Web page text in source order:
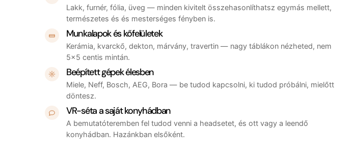
Lakk, furnér, fólia, üveg — minden kivitelt összehasonlíthatsz egymás mellett,
természetes és és mesterséges fényben is.
Munkalapok és kőfelületek
Kerámia, kvarckő, dekton, márvány, travertin — nagy táblákon nézheted, nem
5×5 centis mintán.
Beépített gépek élesben
Miele, Neff, Bosch, AEG, Bora — be tudod kapcsolni, ki tudod próbálni, mielőtt
döntesz.
VR-séta a saját konyhádban
A bemutatóteremben fel tudod venni a headsetet, és ott vagy a leendő
konyhádban. Hazánkban elsőként.